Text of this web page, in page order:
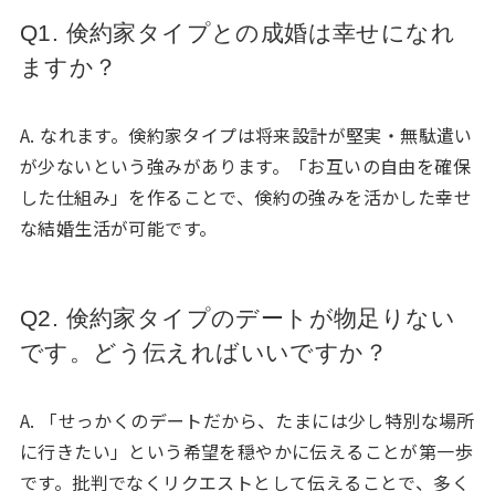
Q1. 倹約家タイプとの成婚は幸せになれ
ますか？
A. なれます。倹約家タイプは将来設計が堅実・無駄遣い
が少ないという強みがあります。「お互いの自由を確保
した仕組み」を作ることで、倹約の強みを活かした幸せ
な結婚生活が可能です。
Q2. 倹約家タイプのデートが物足りない
です。どう伝えればいいですか？
A. 「せっかくのデートだから、たまには少し特別な場所
に行きたい」という希望を穏やかに伝えることが第一歩
です。批判でなくリクエストとして伝えることで、多く